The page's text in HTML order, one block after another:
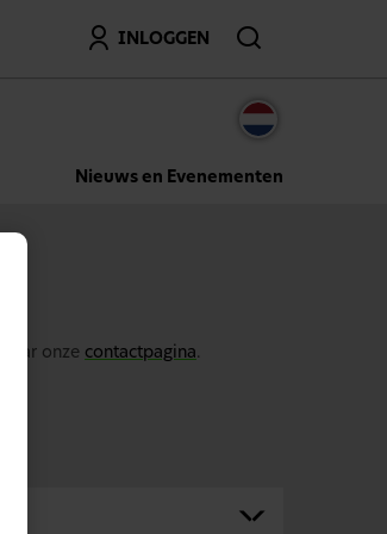
INLOGGEN
Zoeken
Nieuws en Evenementen
onze contactpagina.